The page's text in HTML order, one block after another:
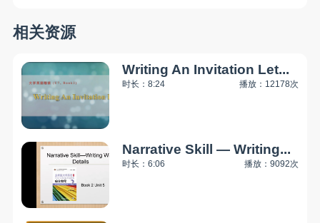
相关资源
Writing An Invitation Let...
时长：8:24 播放：12178次
Narrative Skill — Writing...
时长：6:06 播放：9092次